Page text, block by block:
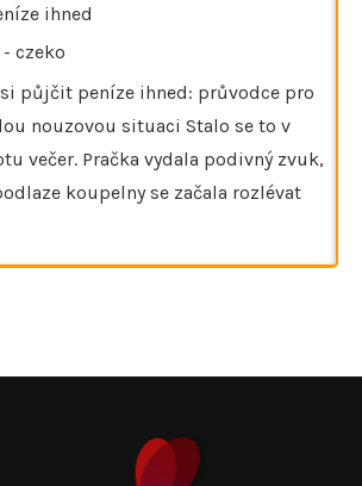
ihned
- czeko
půjčit peníze ihned: průvodce pro
nouzovou situaci Stalo se to v
večer. Pračka vydala podivný zvuk,
koupelny se začala rozlévat